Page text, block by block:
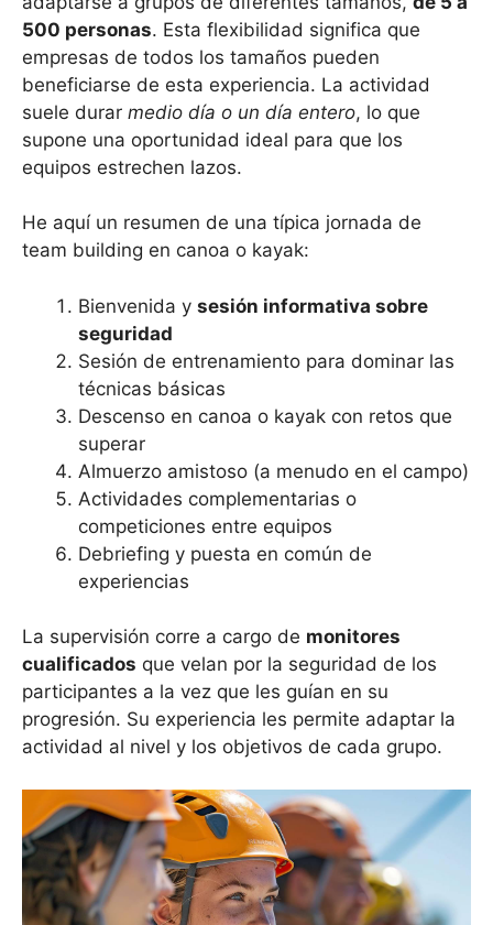
500 personas. Esta flexibilidad significa que
empresas de todos los tamaños pueden
beneficiarse de esta experiencia. La actividad
suele durar medio día o un día entero, lo que
supone una oportunidad ideal para que los
equipos estrechen lazos.
He aquí un resumen de una típica jornada de
team building en canoa o kayak:
Bienvenida y sesión informativa sobre
seguridad
Sesión de entrenamiento para dominar las
técnicas básicas
Descenso en canoa o kayak con retos que
superar
Almuerzo amistoso (a menudo en el campo)
Actividades complementarias o
competiciones entre equipos
Debriefing y puesta en común de
experiencias
La supervisión corre a cargo de monitores
cualificados que velan por la seguridad de los
participantes a la vez que les guían en su
progresión. Su experiencia les permite adaptar la
actividad al nivel y los objetivos de cada grupo.